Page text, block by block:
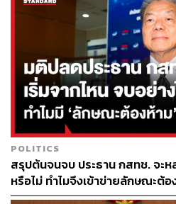
POLITICS
สรุปต้นจนจบ ประธาน กสทช. จะ
หรือไม่ ทำไมจึงเข้าข่ายลักษณะต้อ